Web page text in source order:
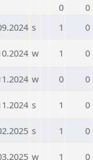
0
0
s 1 0
w 1 0
w 0 0
s 1 0
s 1 0
w 1 0